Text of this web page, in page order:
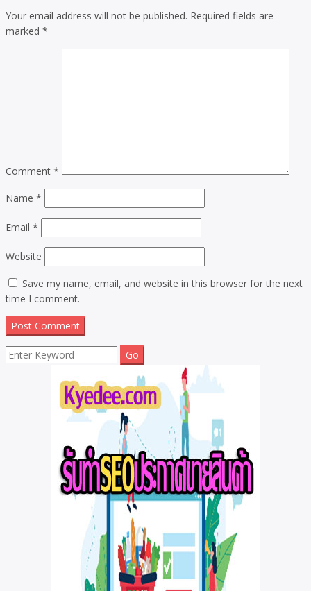
Your email address will not be published. Required fields are
marked *
Comment *
Name *
Email *
Website
Save my name, email, and website in this browser for the next
time I comment.
Search
for: